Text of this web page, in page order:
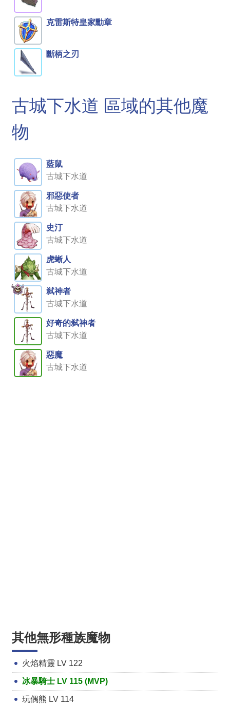
克雷斯特皇家勳章
斷柄之刃
古城下水道 區域的其他魔
物
藍鼠
古城下水道
邪惡使者
古城下水道
史汀
古城下水道
虎蜥人
古城下水道
弑神者
古城下水道
好奇的弑神者
古城下水道
惡魔
古城下水道
其他無形種族魔物
火焰精靈 LV 122
冰暴騎士 LV 115 (MVP)
玩偶熊 LV 114